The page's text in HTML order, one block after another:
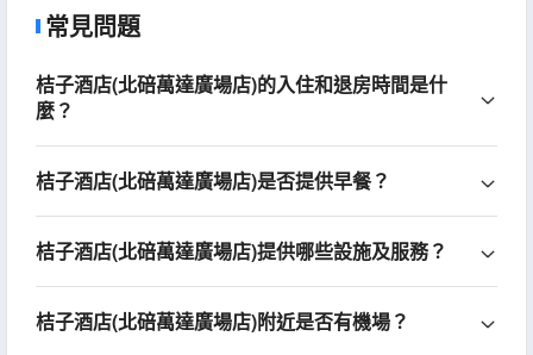
常見問題
桔子酒店(北碚萬達廣場店)的入住和退房時間是什
麼？
桔子酒店(北碚萬達廣場店)是否提供早餐？
桔子酒店(北碚萬達廣場店)提供哪些設施及服務？
桔子酒店(北碚萬達廣場店)附近是否有機場？